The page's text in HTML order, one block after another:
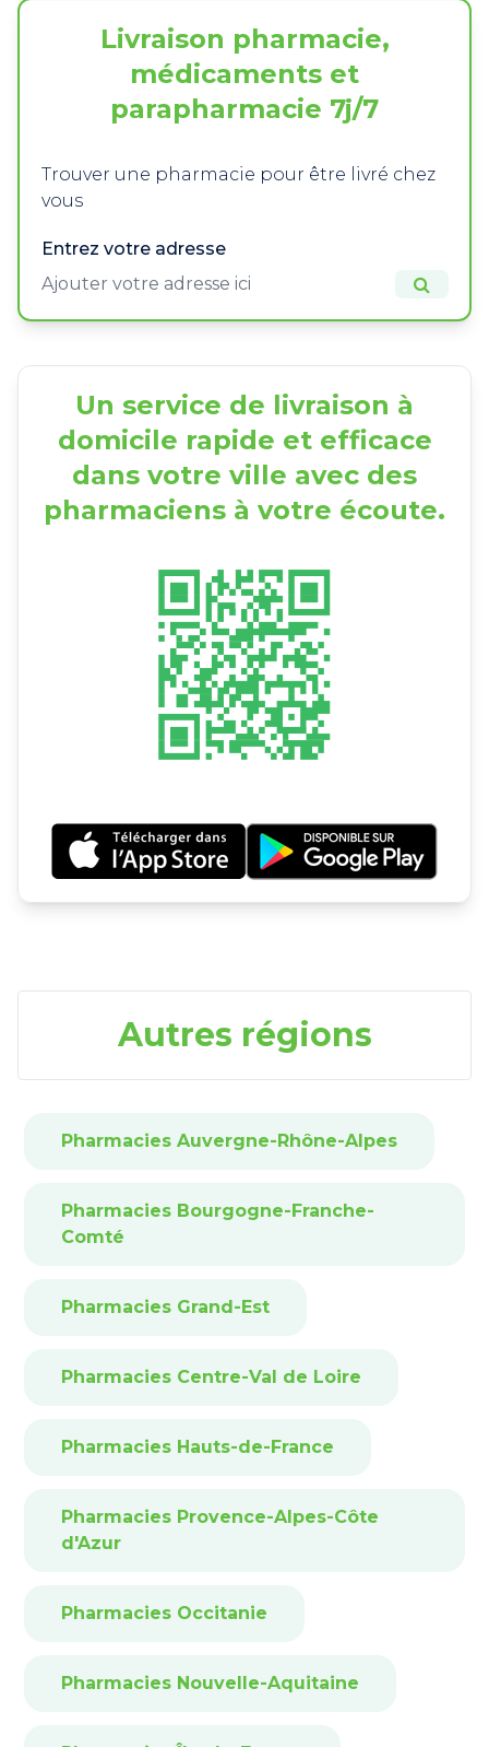
Livraison pharmacie,
médicaments et
parapharmacie 7j/7
Trouver une pharmacie pour être livré chez
vous
Entrez votre adresse
Un service de livraison à
domicile rapide et efficace
dans votre ville avec des
pharmaciens à votre écoute.
Autres régions
Pharmacies Auvergne-Rhône-Alpes
Pharmacies Bourgogne-Franche-
Comté
Pharmacies Grand-Est
Pharmacies Centre-Val de Loire
Pharmacies Hauts-de-France
Pharmacies Provence-Alpes-Côte
d'Azur
Pharmacies Occitanie
Pharmacies Nouvelle-Aquitaine